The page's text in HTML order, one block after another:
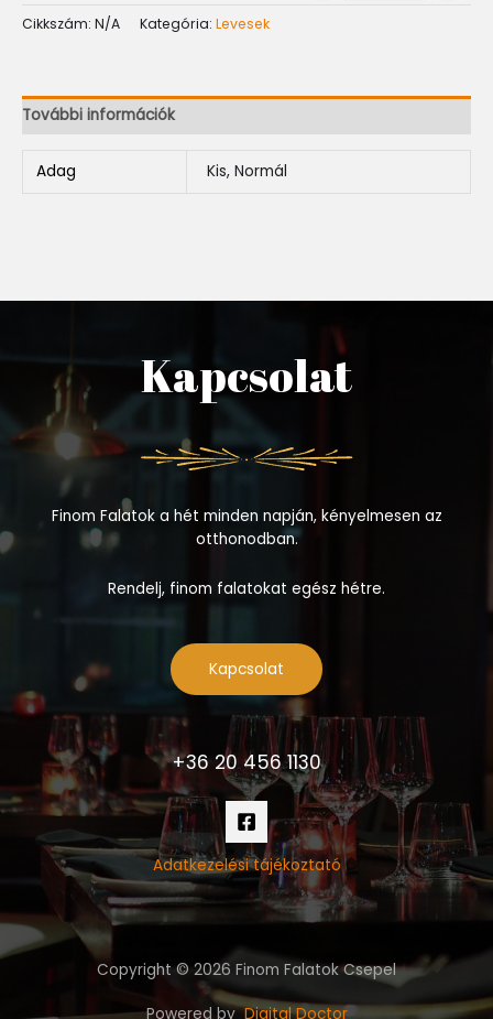
Cikkszám: N/A Kategória: Levesek
További információk
Adag Kis, Normál
Kapcsolat
Finom Falatok a hét minden napján, kényelmesen az
otthonodban.
Rendelj, finom falatokat egész hétre.
Kapcsolat
+36 20 456 1130
Adatkezelési tájékoztató
Copyright © 2026 Finom Falatok Csepel
Powered byDigital Doctor